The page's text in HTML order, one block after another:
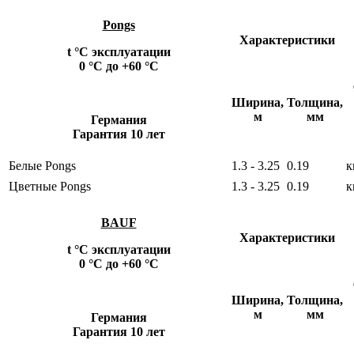
Pongs
t °С эксплуатации
0 °С до +60 °С
Германия
Гарантия 10 лет
Характеристики
Ширина,
м
Толщина,
мм
Белые Pongs 1.3 - 3.25 0.19
Цветные Pongs
1.3 - 3.25 0.19
BAUF
t °С эксплуатации
0 °С до +60 °С
Германия
Гарантия 10 лет
Характеристики
Ширина,
м
Толщина,
мм